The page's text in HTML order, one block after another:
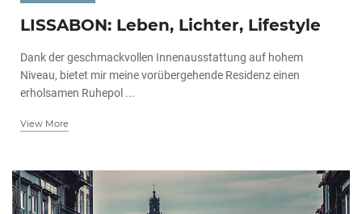
LISSABON: Leben, Lichter, Lifestyle
Dank der geschmackvollen Innenausstattung auf hohem
Niveau, bietet mir meine vorübergehende Residenz einen
erholsamen Ruhepol ...
View More